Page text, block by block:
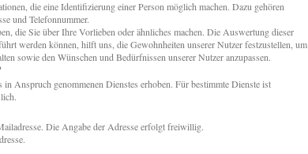
die eine Identifizierung einer Person möglich machen. Dazu gehören
und Telefonnummer.
die Sie über Ihre Vorlieben oder ähnliches machen. Die Auswertung dieser
werden können, hilft uns, die Gewohnheiten unserer Nutzer festzustellen, um
sowie den Wünschen und Bedürfnissen unserer Nutzer anzupassen.
Anspruch genommenen Dienstes erhoben. Für bestimmte Dienste ist
Die Angabe der Adresse erfolgt freiwillig.